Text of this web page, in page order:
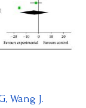
Wang J.